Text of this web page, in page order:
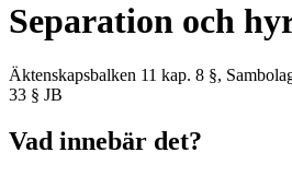
Separation och
Äktenskapsbalken 11 kap. 8 §,
33 § JB
Vad innebär det?